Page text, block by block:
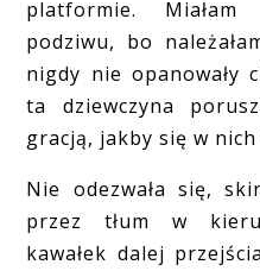
platformie.
podziwu, bo
nigdy nie opanowały
ta dziewczyna
gracją, jakby się w nich
Nie odezwała się,
przez tłum w
kawałek dalej